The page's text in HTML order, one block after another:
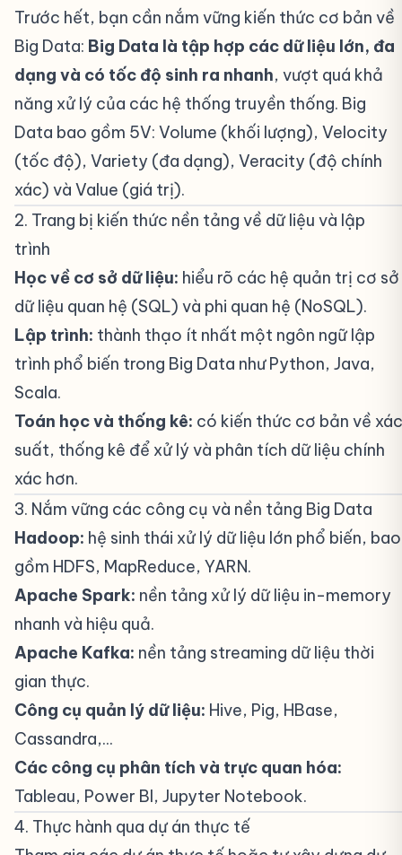
Trước hết, bạn cần nắm vững kiến thức cơ bản về
Big Data: Big Data là tập hợp các dữ liệu lớn, đa
dạng và có tốc độ sinh ra nhanh, vượt quá khả
năng xử lý của các hệ thống truyền thống. Big
Data bao gồm 5V: Volume (khối lượng), Velocity
(tốc độ), Variety (đa dạng), Veracity (độ chính
xác) và Value (giá trị).
2. Trang bị kiến thức nền tảng về dữ liệu và lập
trình
Học về cơ sở dữ liệu: hiểu rõ các hệ quản trị cơ sở
dữ liệu quan hệ (SQL) và phi quan hệ (NoSQL).
Lập trình: thành thạo ít nhất một ngôn ngữ lập
trình phổ biến trong Big Data như Python, Java,
Scala.
Toán học và thống kê: có kiến thức cơ bản về xác
suất, thống kê để xử lý và phân tích dữ liệu chính
xác hơn.
3. Nắm vững các công cụ và nền tảng Big Data
Hadoop: hệ sinh thái xử lý dữ liệu lớn phổ biến, bao
gồm HDFS, MapReduce, YARN.
Apache Spark: nền tảng xử lý dữ liệu in-memory
nhanh và hiệu quả.
Apache Kafka: nền tảng streaming dữ liệu thời
gian thực.
Công cụ quản lý dữ liệu: Hive, Pig, HBase,
Cassandra,...
Các công cụ phân tích và trực quan hóa:
Tableau, Power BI, Jupyter Notebook.
4. Thực hành qua dự án thực tế